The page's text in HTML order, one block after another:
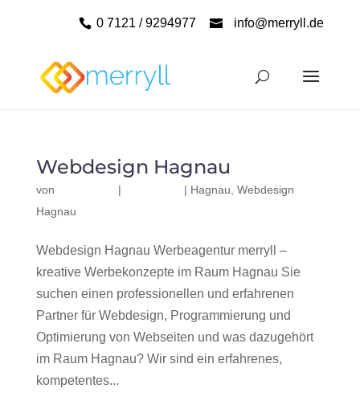
0 7121 / 9294977 info@merryll.de
Webdesign Hagnau
von | | Hagnau Webdesign
Hagnau
Webdesign Hagnau Werbeagentur merryll –
kreative Werbekonzepte im Raum Hagnau Sie
suchen einen professionellen und erfahrenen
Partner für Webdesign, Programmierung und
Optimierung von Webseiten und was dazugehört
im Raum Hagnau? Wir sind ein erfahrenes,
kompetentes...